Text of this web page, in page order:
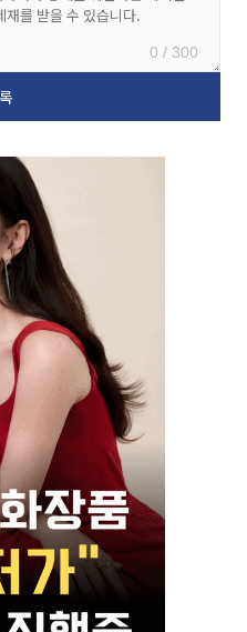
0 / 300